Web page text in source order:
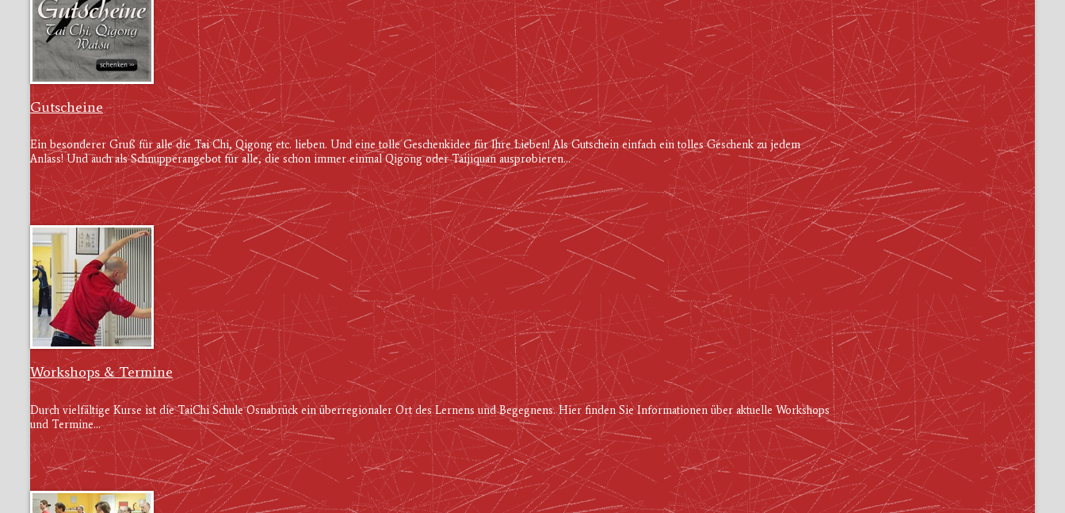
Gutscheine
Ein besonderer Gruß für alle die Tai Chi, Qigong etc. lieben. Und eine tolle Geschenkidee für Ihre Lieben! Als Gutschein einfach ein tolles Geschenk zu jedem
Anlass! Und auch als Schnupperangebot für alle, die schon immer einmal Qigong oder Taijiquan ausprobieren...
Workshops & Termine
Durch vielfältige Kurse ist die TaiChi Schule Osnabrück ein überregionaler Ort des Lernens und Begegnens. Hier finden Sie Informationen über aktuelle Workshops
und Termine...